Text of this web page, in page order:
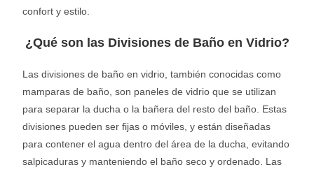
confort y estilo.
¿Qué son las Divisiones de Baño en Vidrio?
Las divisiones de baño en vidrio, también conocidas como
mamparas de baño, son paneles de vidrio que se utilizan
para separar la ducha o la bañera del resto del baño. Estas
divisiones pueden ser fijas o móviles, y están diseñadas
para contener el agua dentro del área de la ducha, evitando
salpicaduras y manteniendo el baño seco y ordenado. Las